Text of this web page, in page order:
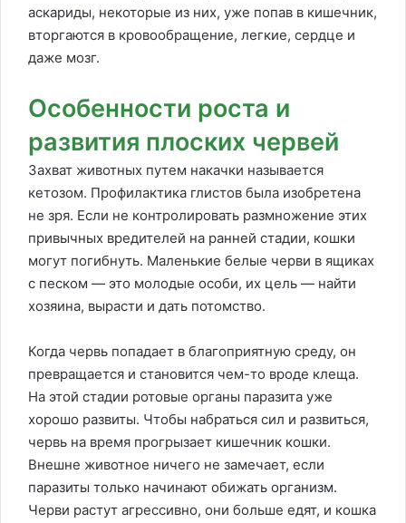
аскариды, некоторые из них, уже попав в кишечник,
вторгаются в кровообращение, легкие, сердце и
даже мозг.
Особенности роста и
развития плоских червей
Захват животных путем накачки называется
кетозом. Профилактика глистов была изобретена
не зря. Если не контролировать размножение этих
привычных вредителей на ранней стадии, кошки
могут погибнуть. Маленькие белые черви в ящиках
с песком — это молодые особи, их цель — найти
хозяина, вырасти и дать потомство.
Когда червь попадает в благоприятную среду, он
превращается и становится чем-то вроде клеща.
На этой стадии ротовые органы паразита уже
хорошо развиты. Чтобы набраться сил и развиться,
червь на время прогрызает кишечник кошки.
Внешне животное ничего не замечает, если
паразиты только начинают обижать организм.
Черви растут агрессивно, они больше едят, и кошка